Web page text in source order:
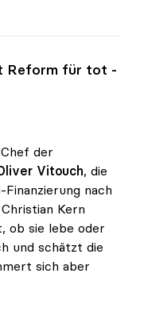
„Notfallplan\"
Reform für tot -
der
Vitouch, die
nach
Kern
ob sie lebe oder
und schätzt die
sich aber
für tot -